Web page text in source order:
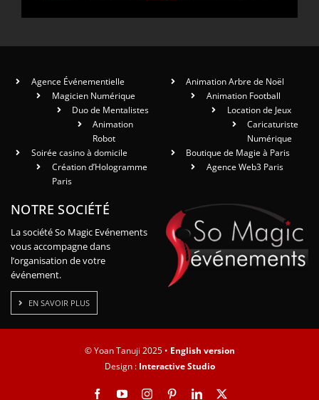
Agence Événementielle
Magicien Numérique
Duo de Mentalistes
Animation
Robot
Soirée casino à domicile
Création d’Hologramme
Paris
Animation Arbre de Noël
Animation Football
Location de Jeux
Caricaturiste
Numérique
Boutique de Magie à Paris
Agence Web3 Paris
NOTRE SOCIÉTÉ
La société So Magic Evénements
vous accompagne dans
l’organisation de votre
événement.
EN SAVOIR PLUS
© Yoan Tanuji 2025 • English version
Design : Interactive Studio